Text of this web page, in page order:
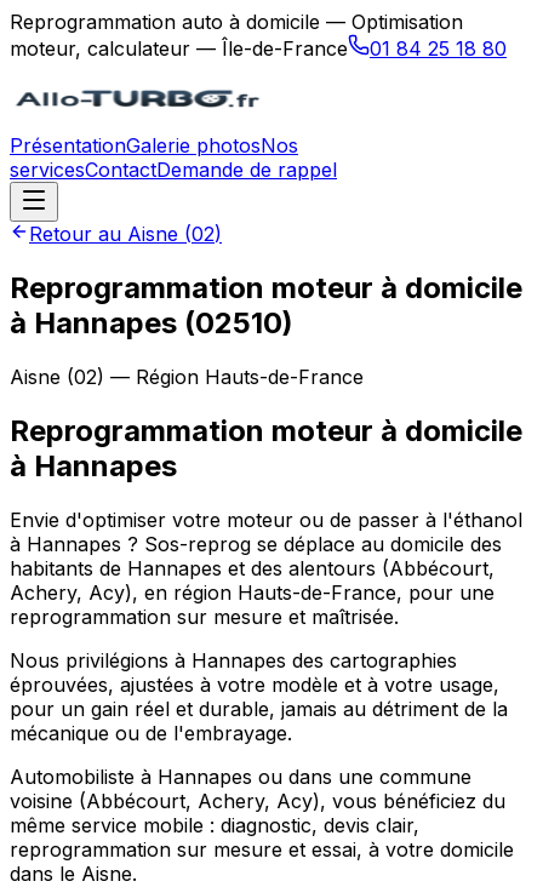
Reprogrammation auto à domicile — Optimisation
moteur, calculateur — Île-de-France
01 84 25 18 80
PrésentationGalerie photosNos
servicesContactDemande de rappel
Retour au Aisne (02)
Reprogrammation moteur à domicile
à Hannapes (02510)
Aisne (02) — Région Hauts-de-France
Reprogrammation moteur à domicile
à Hannapes
Envie d'optimiser votre moteur ou de passer à l'éthanol
à Hannapes ? Sos-reprog se déplace au domicile des
habitants de Hannapes et des alentours (Abbécourt,
Achery, Acy), en région Hauts-de-France, pour une
reprogrammation sur mesure et maîtrisée.
Nous privilégions à Hannapes des cartographies
éprouvées, ajustées à votre modèle et à votre usage,
pour un gain réel et durable, jamais au détriment de la
mécanique ou de l'embrayage.
Automobiliste à Hannapes ou dans une commune
voisine (Abbécourt, Achery, Acy), vous bénéficiez du
même service mobile : diagnostic, devis clair,
reprogrammation sur mesure et essai, à votre domicile
dans le Aisne.